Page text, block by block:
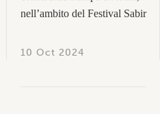
nell’ambito del Festival Sabir
10 Oct 2024